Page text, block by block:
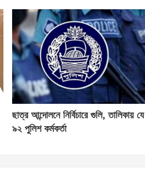
ছাত্র আন্দোলনে নির্বিচারে গুলি, তালিকায় যে
৯২ পুলিশ কর্মকর্তা